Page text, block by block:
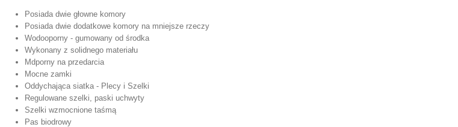
Posiada dwie głowne komory
Posiada dwie dodatkowe komory na mniejsze rzeczy
Wodooporny - gumowany od środka
Wykonany z solidnego materiału
Mdporny na przedarcia
Mocne zamki
Oddychająca siatka - Plecy i Szelki
Regulowane szelki, paski uchwyty
Szelki wzmocnione taśmą
Pas biodrowy